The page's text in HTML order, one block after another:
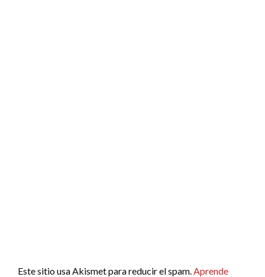
Este sitio usa Akismet para reducir el spam. Aprende